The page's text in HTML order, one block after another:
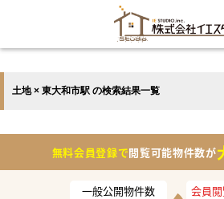
土地 × 東大和市駅 の検索結果一覧
無料会員登録で閲覧可能物件数が
一般公開物件数 会員